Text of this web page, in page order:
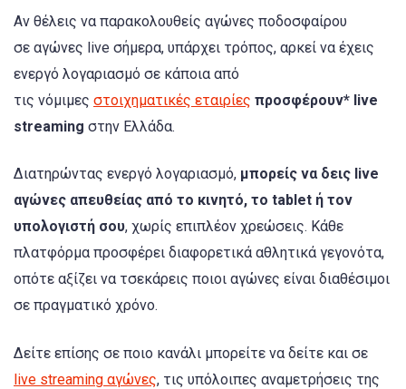
Αν θέλεις να παρακολουθείς αγώνες ποδοσφαίρου
σε αγώνες live σήμερα, υπάρχει τρόπος, αρκεί να έχεις
ενεργό λογαριασμό σε κάποια από
τις νόμιμες στοιχηματικές εταιρίες προσφέρουν* live
streaming στην Ελλάδα.
Διατηρώντας ενεργό λογαριασμό, μπορείς να δεις live
αγώνες απευθείας από το κινητό, το tablet ή τον
υπολογιστή σου, χωρίς επιπλέον χρεώσεις. Κάθε
πλατφόρμα προσφέρει διαφορετικά αθλητικά γεγονότα,
οπότε αξίζει να τσεκάρεις ποιοι αγώνες είναι διαθέσιμοι
σε πραγματικό χρόνο.
Δείτε επίσης σε ποιο κανάλι μπορείτε να δείτε και σε
live streaming αγώνες, τις υπόλοιπες αναμετρήσεις της